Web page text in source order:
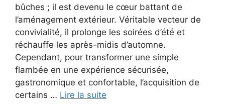
bûches ; il est devenu le cœur battant de
l’aménagement extérieur. Véritable vecteur de
convivialité, il prolonge les soirées d’été et
réchauffe les après-midis d’automne.
Cependant, pour transformer une simple
flambée en une expérience sécurisée,
gastronomique et confortable, l’acquisition de
certains … Lire la suite